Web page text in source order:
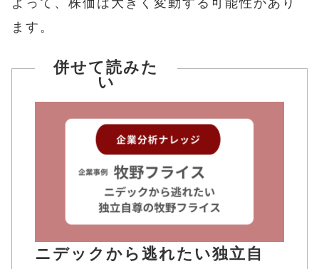
よって、株価は大きく変動する可能性があり
ます。
併せて読みた
い
ニデックから逃れたい独立自